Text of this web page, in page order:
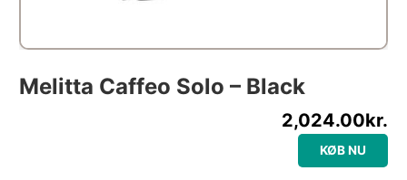
Melitta Caffeo Solo – Black
2,024.00kr.
KØB NU